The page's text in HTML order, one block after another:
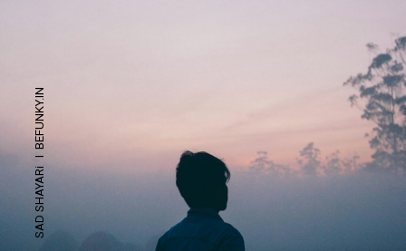
SAD SHAYARi I BEFUNKY.IN